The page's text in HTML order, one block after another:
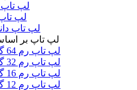
لپ تاپ
لپ
لپ تاپ
لپ تاپ بر
لپ تاپ رم 64 گیگابایت
لپ تاپ رم 32 گیگابایت
لپ تاپ رم 16 گیگابایت
لپ تاپ رم 12 گیگابایت